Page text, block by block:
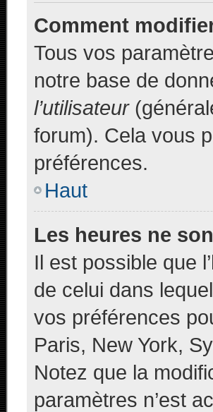
Comment
Tous vos
notre base de
l’utilisateur
forum). Cela vous
préférences.
Haut
Les heures ne
Il est possible que
de celui dans
vos préférences
Paris, New York,
Notez que la
paramètres n’est